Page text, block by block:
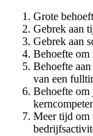
Grote
Gebrek aan
Gebrek aan
Behoefte om
Behoefte
van een
Behoefte om
Meer tijd om